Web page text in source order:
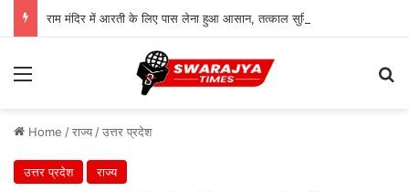
Menu
Home /राज्य /उत्तर प्रदेश
उत्तर प्रदेश राज्य